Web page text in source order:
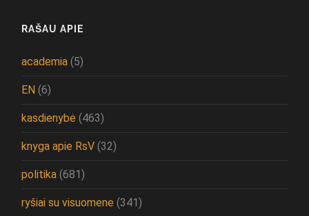
RAŠAU APIE
academia (5)
EN (6)
kasdienybė (463)
knyga apie RsV (32)
politika (681)
ryšiai su visuomene (341)